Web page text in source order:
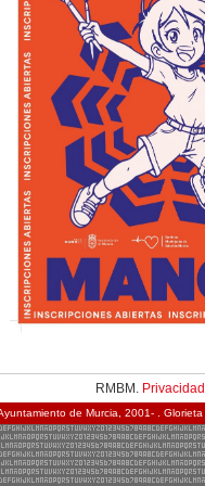
RMBM. Privacidad
de Murcia, 2001- .